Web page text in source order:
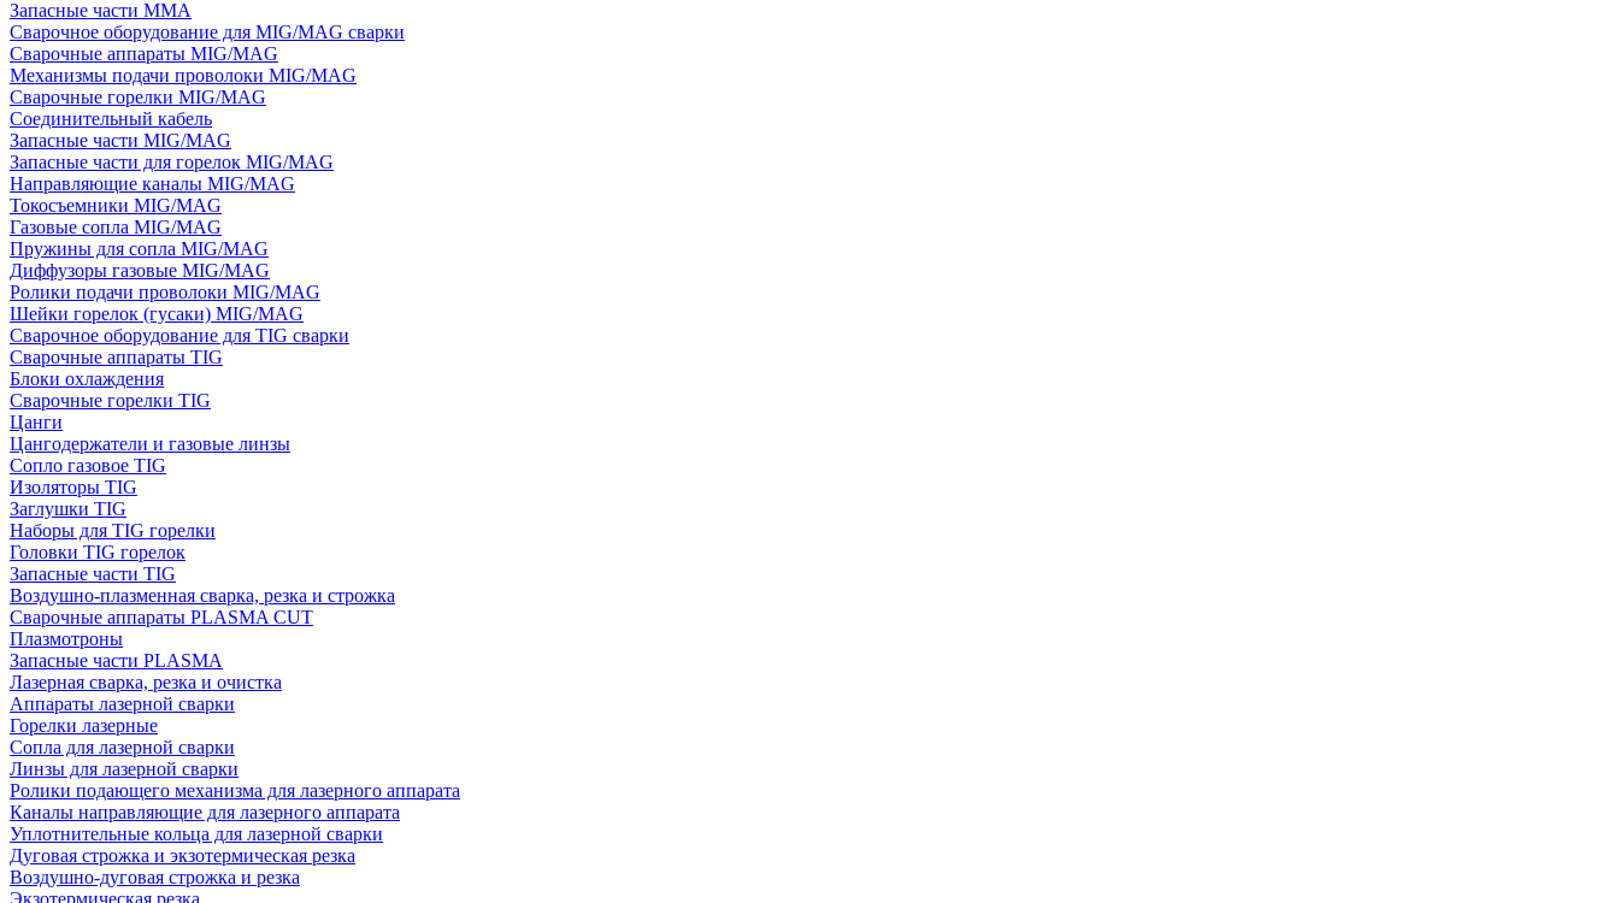
Запасные части MMA
Сварочное оборудование для MIG/MAG сварки
Сварочные аппараты MIG/MAG
Механизмы подачи проволоки MIG/MAG
Сварочные горелки MIG/MAG
Соединительный кабель
Запасные части MIG/MAG
Запасные части для горелок MIG/MAG
Направляющие каналы MIG/MAG
Токосъемники MIG/MAG
Газовые сопла MIG/MAG
Пружины для сопла MIG/MAG
Диффузоры газовые MIG/MAG
Ролики подачи проволоки MIG/MAG
Шейки горелок (гусаки) MIG/MAG
Сварочное оборудование для TIG сварки
Сварочные аппараты TIG
Блоки охлаждения
Сварочные горелки TIG
Цанги
Цангодержатели и газовые линзы
Сопло газовое TIG
Изоляторы TIG
Заглушки TIG
Наборы для TIG горелки
Головки TIG горелок
Запасные части TIG
Воздушно-плазменная сварка, резка и строжка
Сварочные аппараты PLASMA CUT
Плазмотроны
Запасные части PLASMA
Лазерная сварка, резка и очистка
Аппараты лазерной сварки
Горелки лазерные
Сопла для лазерной сварки
Линзы для лазерной сварки
Ролики подающего механизма для лазерного аппарата
Каналы направляющие для лазерного аппарата
Уплотнительные кольца для лазерной сварки
Дуговая строжка и экзотермическая резка
Воздушно-дуговая строжка и резка
Экзотермическая резка